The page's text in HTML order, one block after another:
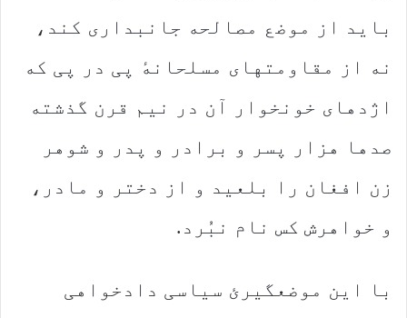
باید از موضع مصالحه جانبداری کند،
نه از مقاومتهای مسلحانهٔ پی در پی که
اژدهای خونخوار آن در نیم قرن گذشته
صدها هزار پسر و برادر و پدر و شوهر
زن افغان را بلعید و از دختر و مادر،
و خواهرش کس نام نبُرد.
با این موضعگیرئ سیاسی دادخواهی